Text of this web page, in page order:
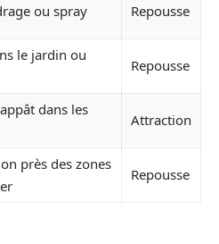
ou spray Repousse
le jardin ou
Repousse
dans les
Attraction
près des zones
Repousse